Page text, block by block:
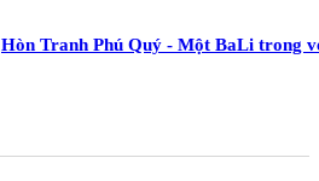
Hòn Tranh Phú Quý - Một BaLi trong